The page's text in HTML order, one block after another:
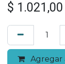
$ 1.021,00
Agregar